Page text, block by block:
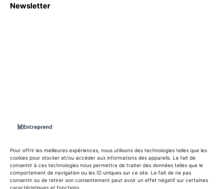
Pour offrir les meilleures expériences, nous utilisons des technologies telles que les
cookies pour stocker et/ou accéder aux informations des appareils. Le fait de
consentir à ces technologies nous permettra de traiter des données telles que le
comportement de navigation ou les ID uniques sur ce site. Le fait de ne pas
consentir ou de retirer son consentement peut avoir un effet négatif sur certaines
caractéristiques et fonctions.
info@entreprend.net
Newsletter